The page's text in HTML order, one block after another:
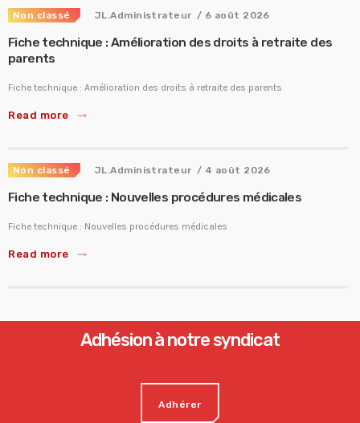
Non classé JL.Administrateur / 6 août 2026
Fiche technique : Amélioration des droits à retraite des
parents
Fiche technique : Amélioration des droits à retraite des parents
Read more trending_flat
Non classé JL.Administrateur / 4 août 2026
Fiche technique : Nouvelles procédures médicales
Fiche technique : Nouvelles procédures médicales
Read more trending_flat
Adhésion à notre syndicat
Adhérer